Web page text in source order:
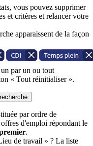
vous pouvez supprimer
et critères et relancer votre
apparaissent de la façon
par un ou tout
« Tout réinitialiser ».
par ordre de
d'emploi répondant le
.
de travail » ? La liste